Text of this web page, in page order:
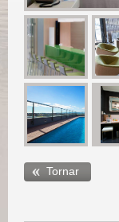
Tornar